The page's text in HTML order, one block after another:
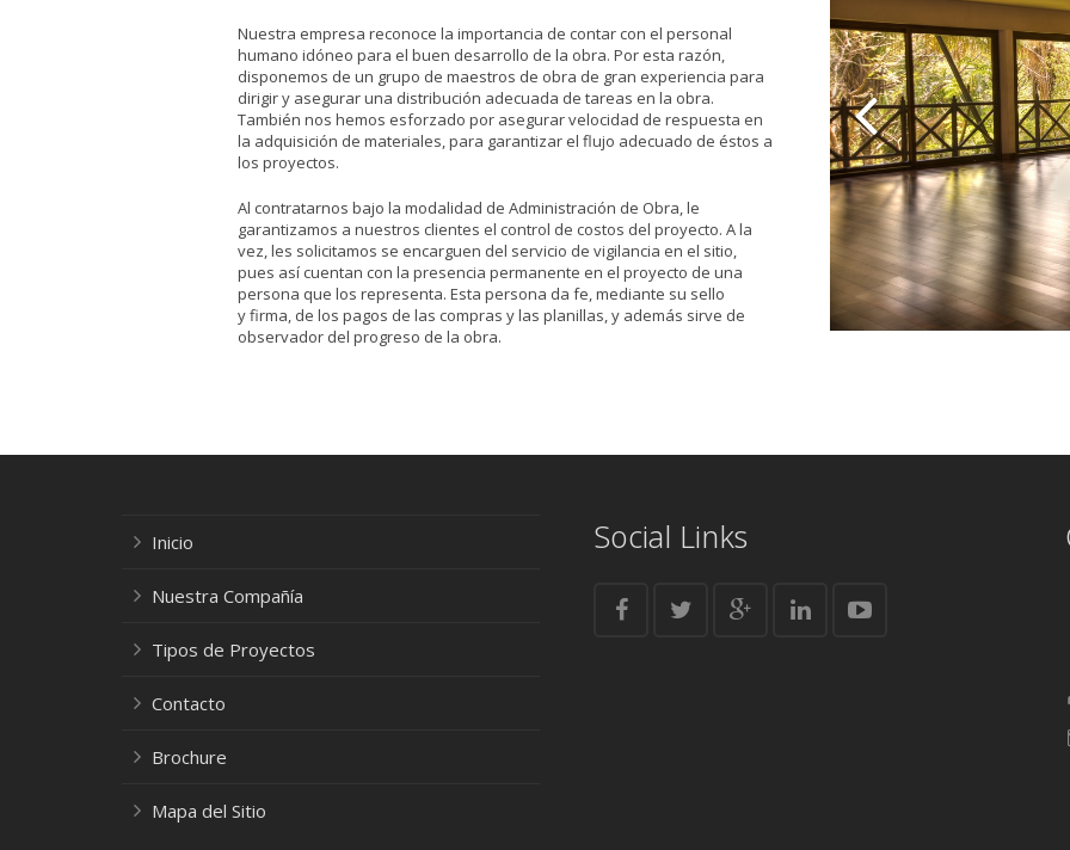
Nuestra empresa reconoce la importancia de contar con el personal
humano idóneo para el buen desarrollo de la obra. Por esta razón,
disponemos de un grupo de maestros de obra de gran experiencia para
dirigir y asegurar una distribución adecuada de tareas en la obra.
También nos hemos esforzado por asegurar velocidad de respuesta en
la adquisición de materiales, para garantizar el flujo adecuado de éstos a
los proyectos.
Al contratarnos bajo la modalidad de Administración de Obra, le
garantizamos a nuestros clientes el control de costos del proyecto. A la
vez, les solicitamos se encarguen del servicio de vigilancia en el sitio,
pues así cuentan con la presencia permanente en el proyecto de una
persona que los representa. Esta persona da fe, mediante su sello
y firma, de los pagos de las compras y las planillas, y además sirve de
observador del progreso de la obra.
Inicio
Nuestra Compañía
Tipos de Proyectos
Contacto
Brochure
Mapa del Sitio
Social Links